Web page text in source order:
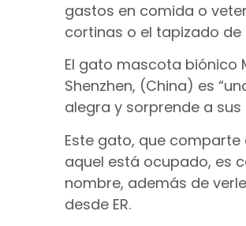
gastos en comida o
cortinas o el tapizado de
El gato mascota biónico
Shenzhen, (China) es
alegra y sorprende a
Este gato, que comparte
aquel está ocupado, es
nombre, además de
desde ER.